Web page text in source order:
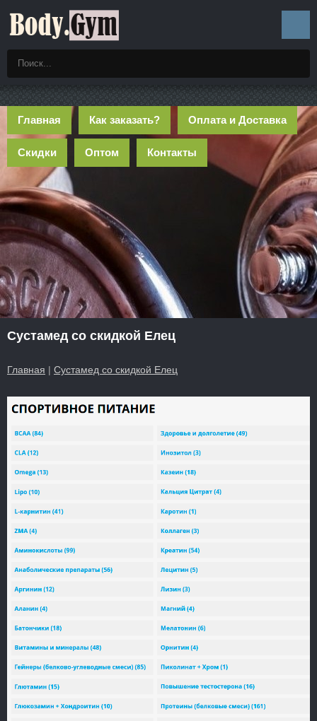
Главная Как заказать? Оплата и Доставка
Скидки Оптом Контакты
Сустамед со скидкой Елец
Главная | Сустамед со скидкой Елец